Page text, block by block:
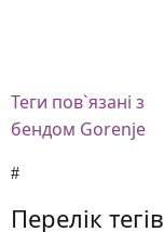
Теги пов`язані з
бендом Gorenje
Перелік тегів